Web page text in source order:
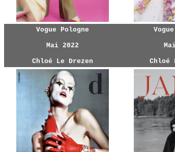
Vogue Pologne
Mai 2022
Chloé Le Drezen Chloé